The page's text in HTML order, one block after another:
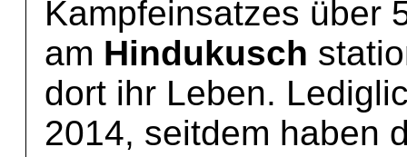
Kampfeinsatzes über
am Hindukusch
dort ihr Leben.
2014, seitdem haben